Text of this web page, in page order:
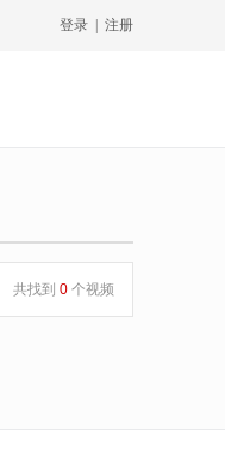
登录 注册
共找到 0 个视频